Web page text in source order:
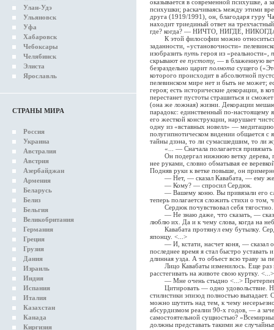
Улан-Удэ
Ульяновск
Уфа
Хабаровск
Чебоксары
Челябинск
Элиста
Ярославль
СТРАНЫ МИРА
Россия
Украина
Австралия
Австрия
Азербайджан
Армения
Беларусь
Белиз
Бельгия
Великобритания
Германия
Греция
Грузия
Дания
Израиль
Индия
Испания
Италия
Казахстан
Канада
Киргизия
оказывается в современной психушке, а
психушки; раскачиваясь между этими
друга (1919/1991), он, благодаря гуру
находит триединый ответ на
где? когда? — НИЧТО, НИГДЕ,
К этой философии можно относиться
заданности, «установочности»
изобразить путь героя из «реальности»,
скрывают ее пустоту, — в блаженную
безраздельно царит полнота сущего
которого происходит в абсолютной
пелевинском мире нет и быть не может;
героя; есть исторические декорации, в
перестанет пустоты страшиться и
(она же ложная) жизни. Декорации
парадокс: единственный по-настоящему
его жесткой конструкции, нарушает
одну из «вставных новелл» —
полугипнотическом видении общается
тайны дзэна, то ли сумасшедшим, то ли
«... — Сначала полагается привязать
Он подергал нижнюю ветку дерева,
нее руками, словно обматывая ее
Подняв руки к ветке повыше, он
— Нет, — сказал Кавабата, — ему же
— Кому? — спросил Сердюк.
— Вашему коню. Вы привязали его
теперь полагается сложить стихи о том,
Сердюк почувствовал себя тягостно.
— Не знаю даже, что сказать, —
люблю их. Да и к чему слова, когда на
Кавабата протянул ему бутылку.
японцу. <...>
— И, кстати, насчет коня, — сказал
последнее время я стал быстро
длинная узда. А то объест всю траву за
Лицо Кавабаты изменилось. Еще раз
расстегивать на животе свою куртку. <...>
— Мне очень стыдно <...> Претерпев
Цитировать — одно удовольствие.
стилистики эпизод полностью
можно шутить над тем, к чему
абсурдизмом реалии 90-х годов, — а
самостоятельной сущностью?
должны представать такими же